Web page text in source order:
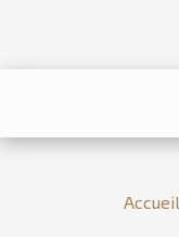
Accueil